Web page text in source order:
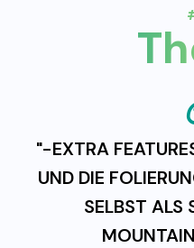
"-EXTRA
UND DIE
SELBST ALS